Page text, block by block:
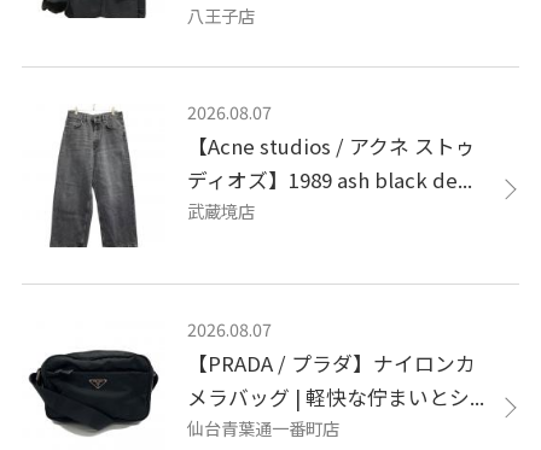
八王子店
2026.08.07
【Acne studios / アクネ ストゥ
ディオズ】1989 ash black de...
武蔵境店
2026.08.07
【PRADA / プラダ】ナイロンカ
メラバッグ | 軽快な佇まいとシ...
仙台青葉通一番町店